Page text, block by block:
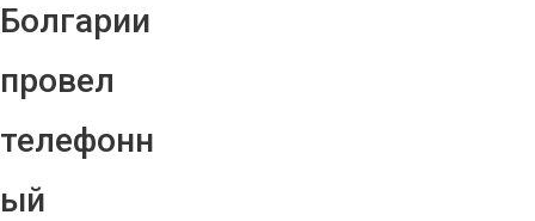
Болгарии
провел
телефонн
ый